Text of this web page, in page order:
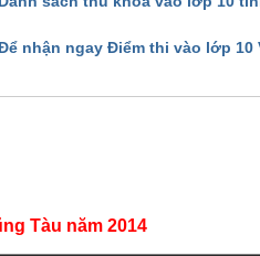
nhận ngay Điểm thi vào lớp 10
Tàu năm 2014